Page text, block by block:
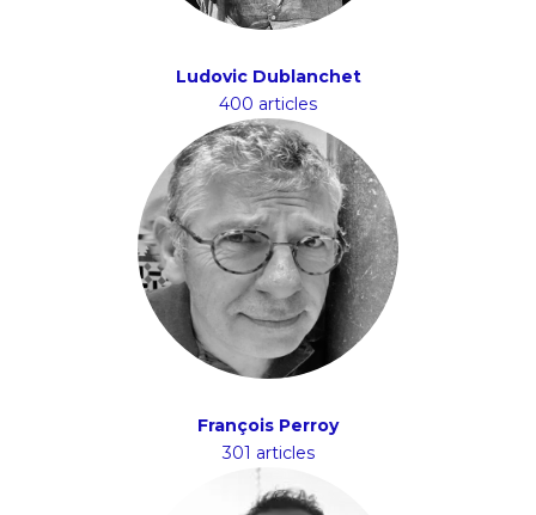
Ludovic Dublanchet
400 articles
François Perroy
301 articles